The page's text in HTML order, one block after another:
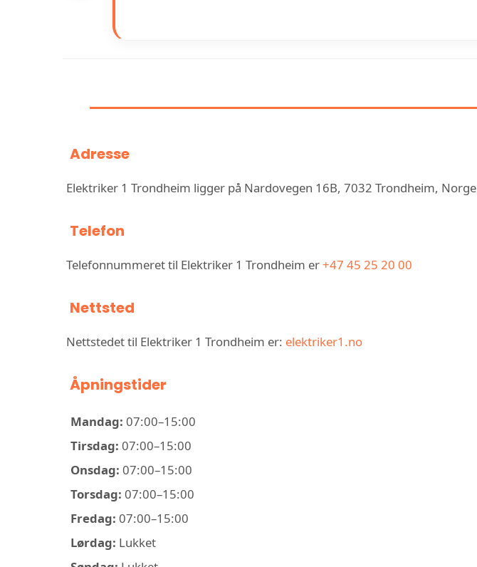
Adresse
Elektriker 1 Trondheim ligger på Nardovegen 16B, 7032 Trondheim, Norge
Telefon
Telefonnummeret til Elektriker 1 Trondheim er+47 45 25 20 00
Nettsted
Nettstedet til Elektriker 1 Trondheim er: elektriker1.no
Åpningstider
Mandag: 07:00–15:00
Tirsdag: 07:00–15:00
Onsdag: 07:00–15:00
Torsdag: 07:00–15:00
Fredag: 07:00–15:00
Lørdag: Lukket